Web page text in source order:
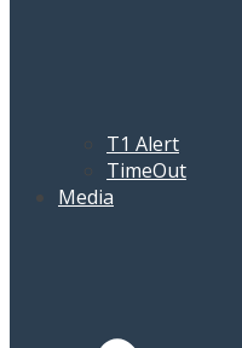
T1 Alert
TimeOut
Media